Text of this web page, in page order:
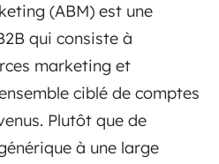
(ABM) est une
qui consiste à
marketing et
ciblé de comptes
Plutôt que de
à une large